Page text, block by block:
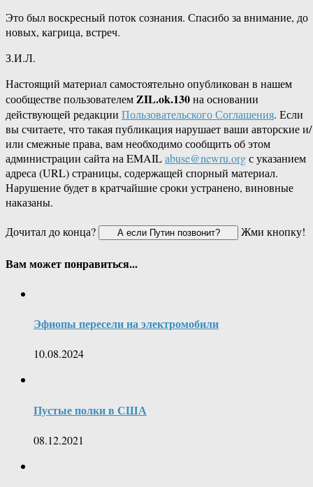
Это был воскресный поток сознания. Спасибо за внимание, до
новых, кагрица, встреч.
З.И.Л.
Настоящий материал самостоятельно опубликован в нашем
сообществе пользователемZIL.ok.130на основании
действующей редакции Пользовательского Соглашения. Если
вы считаете, что такая публикация нарушает ваши авторские и/
или смежные права, вам необходимо сообщить об этом
администрации сайта на EMAILabuse@newru.orgс указанием
адреса (URL) страницы, содержащей спорный материал.
Нарушение будет в кратчайшие сроки устранено, виновные
наказаны.
Дочитал до конца?
Жми кнопку!
Вам может понравиться...
Эфиопы пересели на электромобили
10.08.2024
Пустые полки в США
08.12.2021